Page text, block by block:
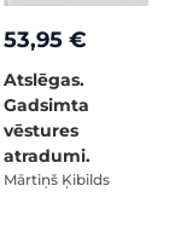
53,95 €
Atslēgas.
Gadsimta
vēstures
atradumi.
Mārtiņš Ķibilds